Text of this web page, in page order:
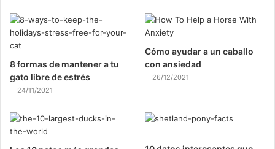
8 formas de mantener a tu
gato libre de estrés
24/11/2021
Cómo ayudar a un caballo
con ansiedad
26/12/2021